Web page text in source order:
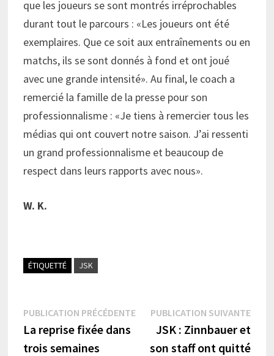
que les joueurs se sont montrés irréprochables
durant tout le parcours : «Les joueurs ont été
exemplaires. Que ce soit aux entraînements ou en
matchs, ils se sont donnés à fond et ont joué
avec une grande intensité». Au final, le coach a
remercié la famille de la presse pour son
professionnalisme : «Je tiens à remercier tous les
médias qui ont couvert notre saison. J’ai ressenti
un grand professionnalisme et beaucoup de
respect dans leurs rapports avec nous».
W. K.
ÉTIQUETTÉ JSK
Navigation
de
PUBLICATION PRÉCÉDENTEPublication
précédente :
La reprise fixée dans
trois semaines
PUBLICATION SUIVANTE
JSK : Zinnbauer et
son staff ont quitté